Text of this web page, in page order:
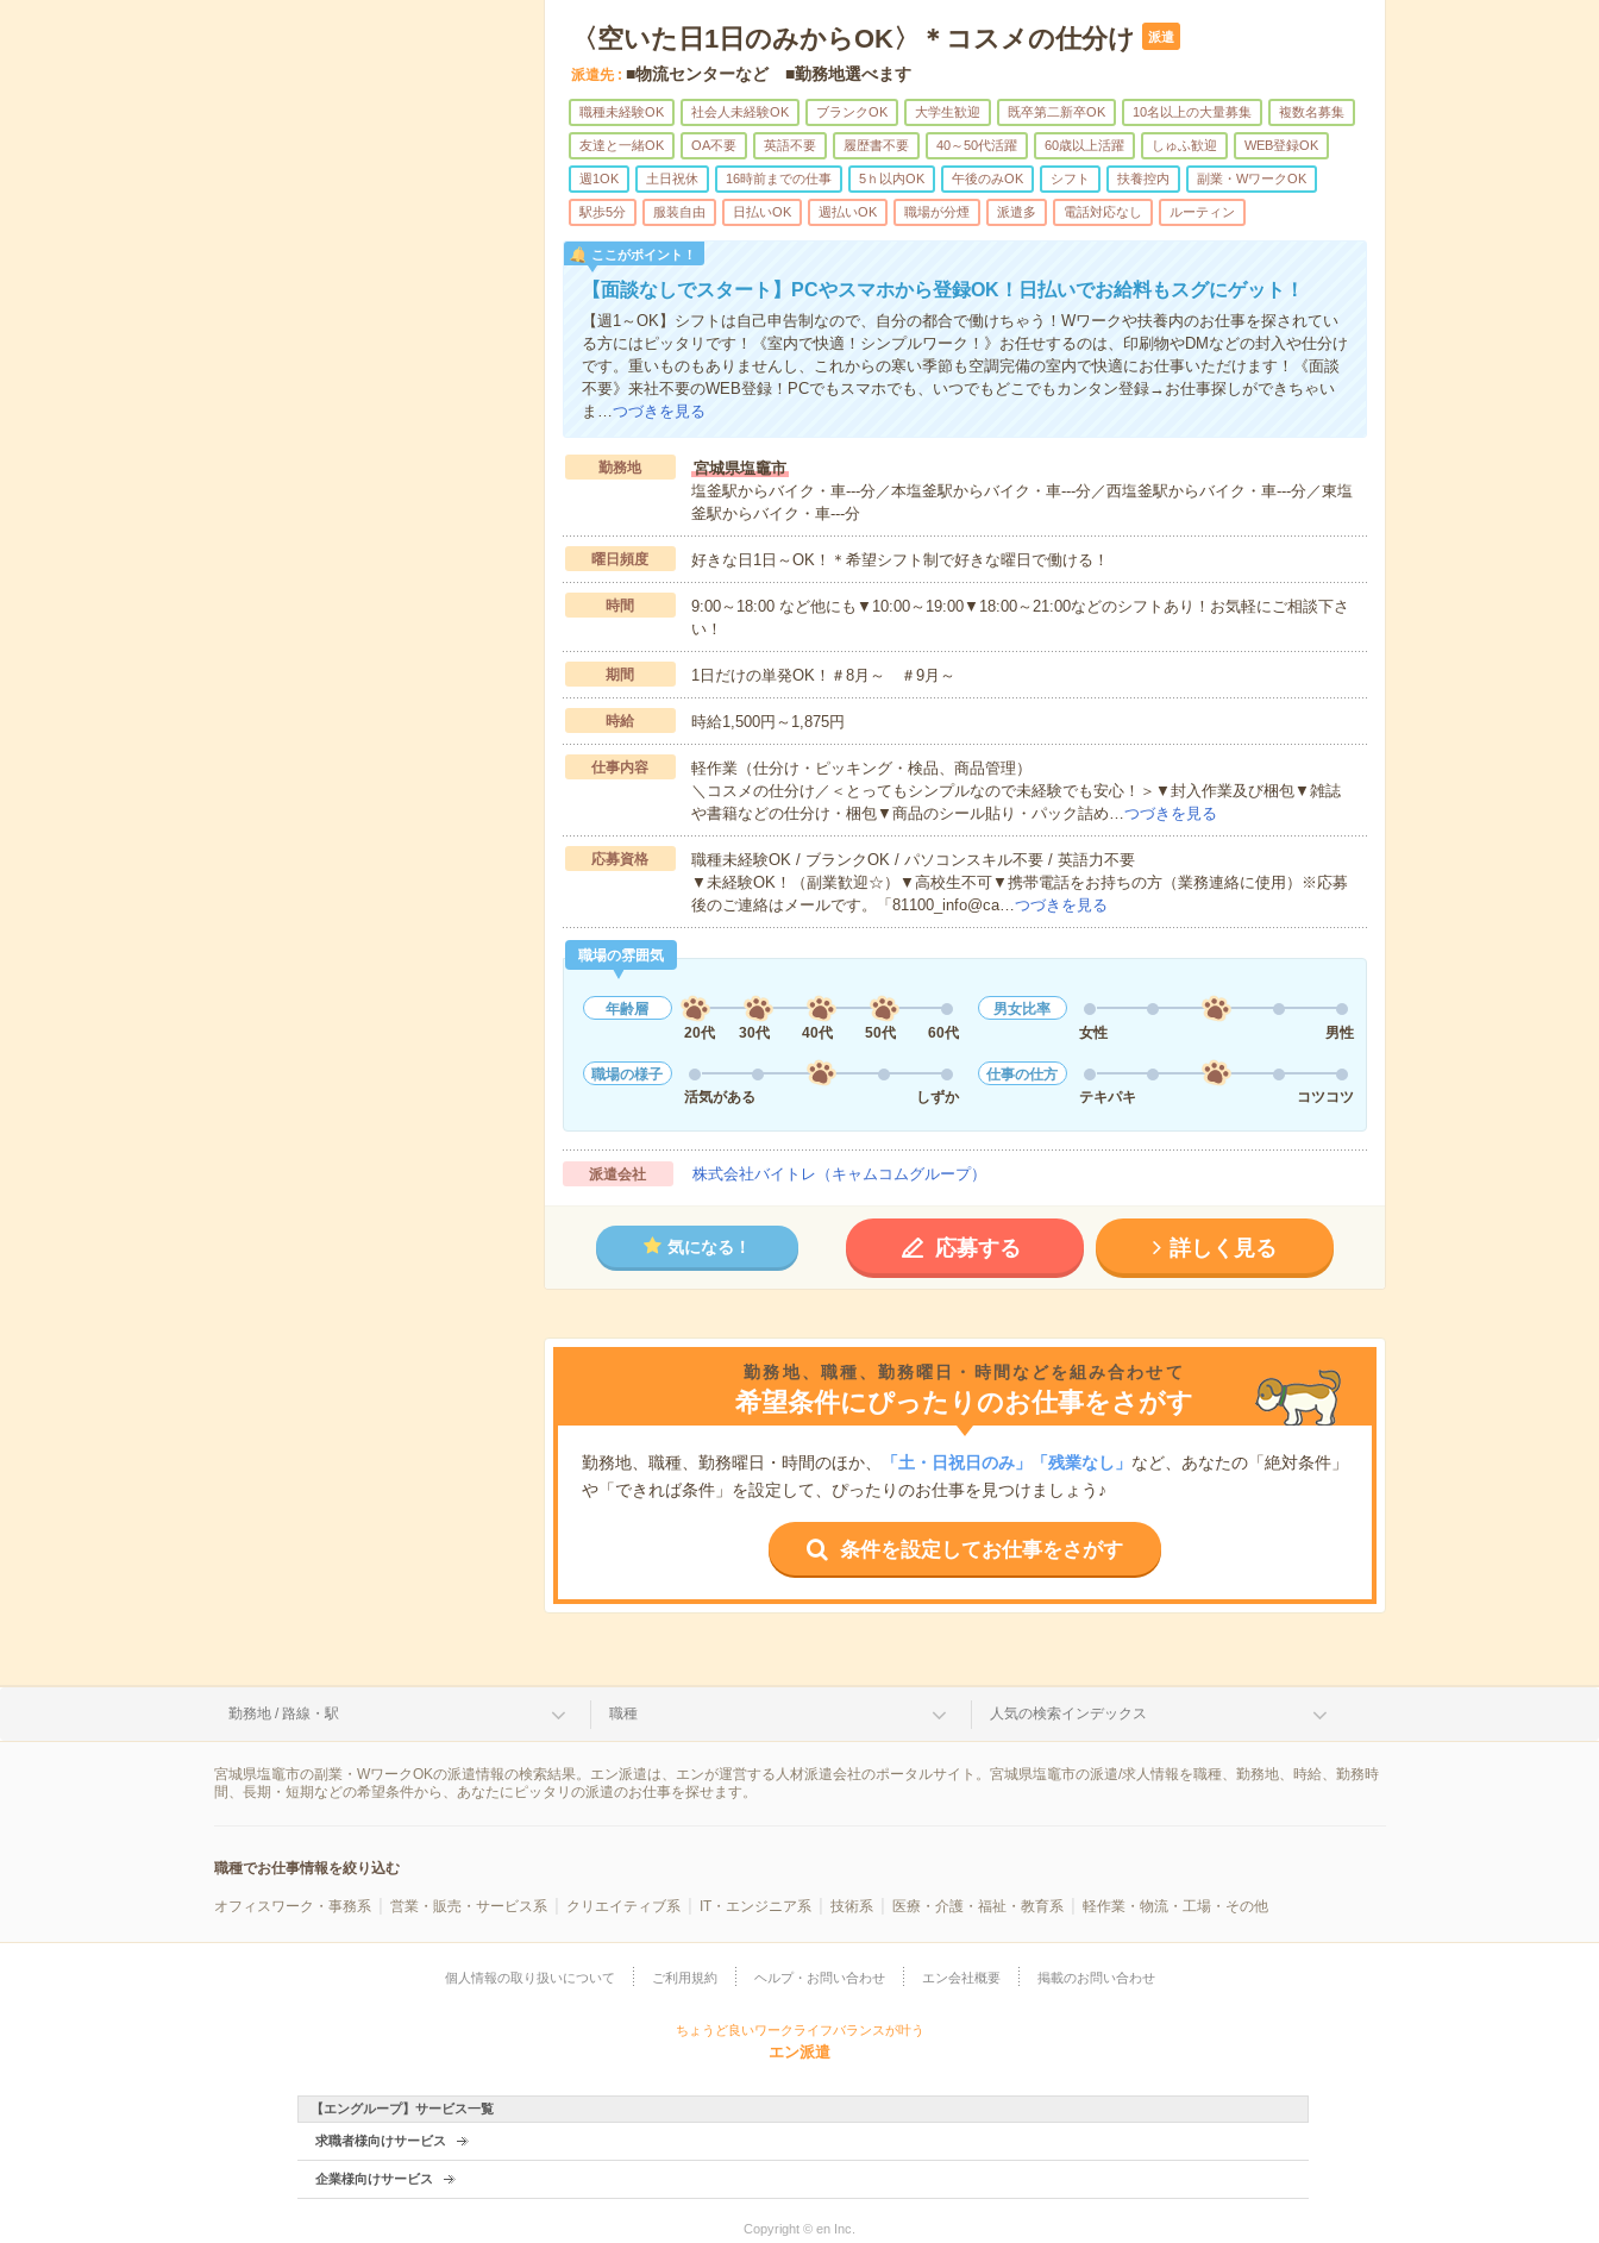
〈空いた日1日のみからOK〉＊コスメの仕分け 派遣
派遣先 ■物流センターなど ■勤務地選べます
職種未経験OK 社会人未経験OK ブランクOK 大学生歓迎 既卒第二新卒OK 10名以上の大量募集 複数名募集
友達と一緒OK OA不要 英語不要 履歴書不要 40～50代活躍 60歳以上活躍 しゅふ歓迎 WEB登録OK
週1OK 土日祝休 16時前までの仕事 5ｈ以内OK 午後のみOK シフト 扶養控内 副業・WワークOK
駅歩5分 服装自由 日払いOK 週払いOK 職場が分煙 派遣多 電話対応なし ルーティン
ここがポイント！
【面談なしでスタート】PCやスマホから登録OK！日払いでお給料もスグにゲット！
【週1～OK】シフトは自己申告制なので、自分の都合で働けちゃう！Wワークや扶養内のお仕事を探されてい
る方にはピッタリです！《室内で快適！シンプルワーク！》お任せするのは、印刷物やDMなどの封入や仕分け
です。重いものもありませんし、これからの寒い季節も空調完備の室内で快適にお仕事いただけます！《面談
不要》来社不要のWEB登録！PCでもスマホでも、いつでもどこでもカンタン登録→お仕事探しができちゃい
ま…つづきを見る
勤務地
宮城県塩竈市
塩釜駅からバイク・車---分／本塩釜駅からバイク・車---分／西塩釜駅からバイク・車---分／東塩
釜駅からバイク・車---分
曜日頻度 好きな日1日～OK！＊希望シフト制で好きな曜日で働ける！
時間
9:00～18:00 など他にも▼10:00～19:00▼18:00～21:00などのシフトあり！お気軽にご相談下さ
い！
期間 1日だけの単発OK！＃8月～ ＃9月～
時給 時給1,500円～1,875円
仕事内容
軽作業（仕分け・ピッキング・検品、商品管理）
＼コスメの仕分け／＜とってもシンプルなので未経験でも安心！＞▼封入作業及び梱包▼雑誌
や書籍などの仕分け・梱包▼商品のシール貼り・パック詰め…つづきを見る
応募資格
職種未経験OK / ブランクOK / パソコンスキル不要 / 英語力不要
▼未経験OK！（副業歓迎☆）▼高校生不可▼携帯電話をお持ちの方（業務連絡に使用）※応募
後のご連絡はメールです。「81100_info@ca…つづきを見る
職場の雰囲気
年齢層
20代
30代 40代 50代 60代
男女比率
女性
男性
職場の様子
活気がある
しずか
仕事の仕方
テキパキ
コツコツ
派遣会社 株式会社バイトレ（キャムコムグループ）
気になる！ 応募する 詳しく見る
勤務地、職種、勤務曜日・時間などを組み合わせて
希望条件にぴったりのお仕事をさがす
勤務地、職種、勤務曜日・時間のほか、 「土・日祝日のみ」「残業なし」 など、あなたの「絶対条件」
や「できれば条件」を設定して、ぴったりのお仕事を見つけましょう♪
条件を設定してお仕事をさがす
勤務地 / 路線・駅 職種 人気の検索インデックス
宮城県塩竈市の副業・WワークOKの派遣情報の検索結果。エン派遣は、エンが運営する人材派遣会社のポータルサイト。宮城県塩竈市の派遣/求人情報を職種、勤務地、時給、勤務時
間、長期・短期などの希望条件から、あなたにピッタリの派遣のお仕事を探せます。
職種でお仕事情報を絞り込む
オフィスワーク・事務系 営業・販売・サービス系 クリエイティブ系 IT・エンジニア系 技術系 医療・介護・福祉・教育系 軽作業・物流・工場・その他
個人情報の取り扱いについて ご利用規約 ヘルプ・お問い合わせ エン会社概要 掲載のお問い合わせ
ちょうど良いワークライフバランスが叶う
エン派遣
【エングループ】サービス一覧
求職者様向けサービス
企業様向けサービス
Copyright © en Inc.